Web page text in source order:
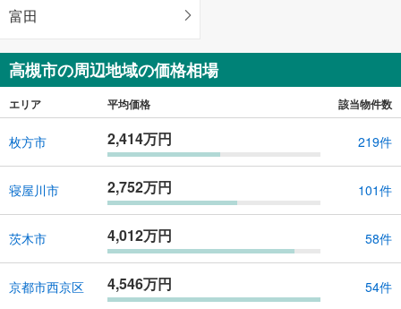
富田
高槻市の周辺地域の価格相場
エリア 平均価格 該当物件数
枚方市 2,414万円 219件
寝屋川市 2,752万円 101件
茨木市 4,012万円 58件
京都市西京区 4,546万円 54件